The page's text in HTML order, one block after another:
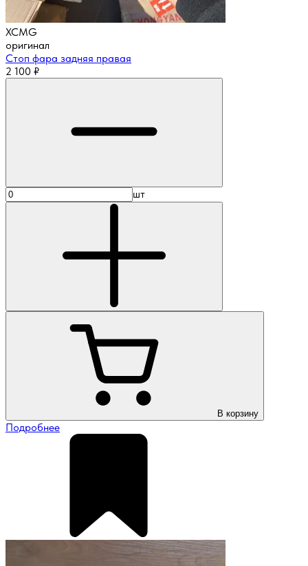
XCMG
оригинал
Стоп фара задняя правая
2 100 ₽
шт
В корзину
Подробнее